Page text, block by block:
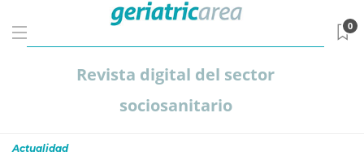
Revista digital del sector
sociosanitario
0
Actualidad